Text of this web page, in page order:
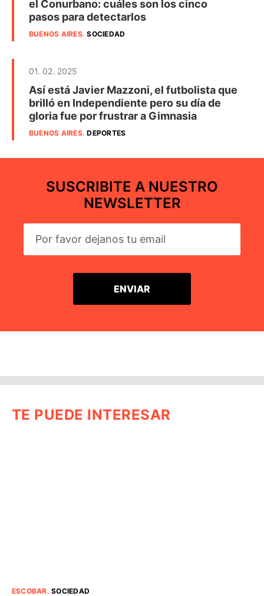
el Conurbano: cuáles son los cinco
pasos para detectarlos
BUENOS AIRES.SOCIEDAD
01. 02. 2025
Así está Javier Mazzoni, el futbolista que
brilló en Independiente pero su día de
gloria fue por frustrar a Gimnasia
BUENOS AIRES.DEPORTES
SUSCRIBITE A NUESTRO
NEWSLETTER
TE PUEDE INTERESAR
ESCOBAR.SOCIEDAD